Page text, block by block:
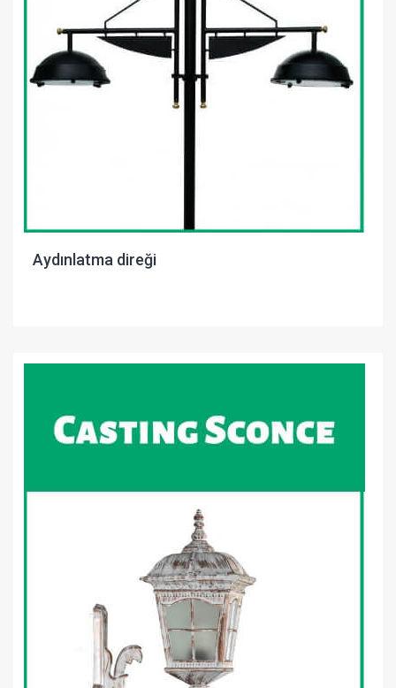
Aydınlatma direği